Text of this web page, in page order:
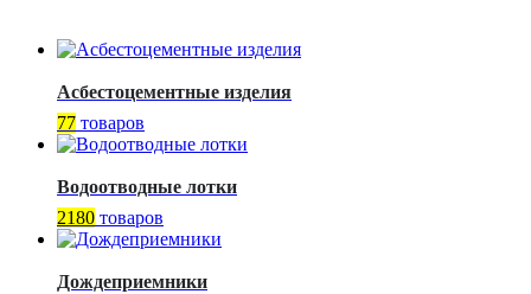
Асбестоцементные изделия
77 товаров
Водоотводные лотки
2180 товаров
Дождеприемники